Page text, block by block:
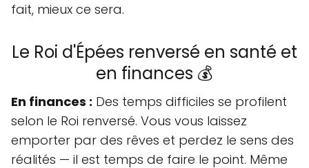
fait, mieux ce sera.
Le Roi d'Épées renversé en santé et
en finances 💰
En finances : Des temps difficiles se profilent
selon le Roi renversé. Vous vous laissez
emporter par des rêves et perdez le sens des
réalités — il est temps de faire le point. Même